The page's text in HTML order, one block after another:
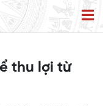
thu lợi từ